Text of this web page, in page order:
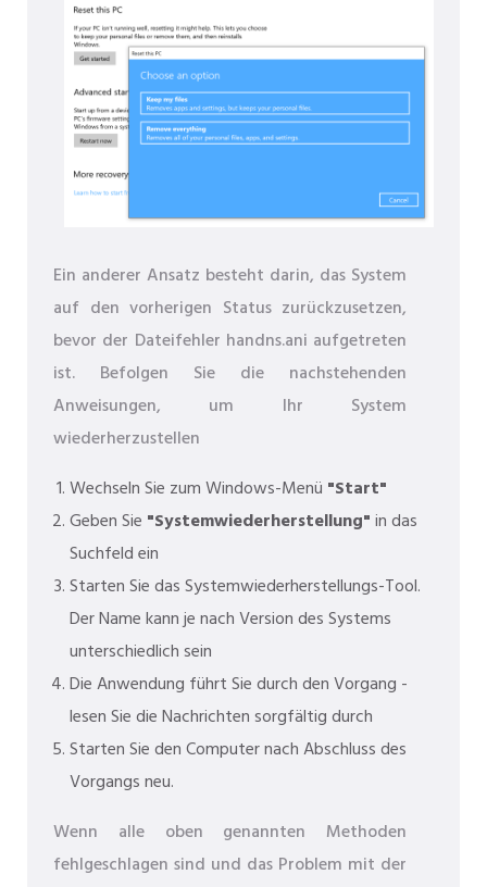
Ein anderer Ansatz besteht darin, das System
auf den vorherigen Status zurückzusetzen,
bevor der Dateifehler handns.ani aufgetreten
ist. Befolgen Sie die nachstehenden
Anweisungen, um Ihr System
wiederherzustellen
Wechseln Sie zum Windows-Menü "Start"
Geben Sie "Systemwiederherstellung"in das
Suchfeld ein
Starten Sie das Systemwiederherstellungs-Tool.
Der Name kann je nach Version des Systems
unterschiedlich sein
Die Anwendung führt Sie durch den Vorgang -
lesen Sie die Nachrichten sorgfältig durch
Starten Sie den Computer nach Abschluss des
Vorgangs neu.
Wenn alle oben genannten Methoden
fehlgeschlagen sind und das Problem mit der